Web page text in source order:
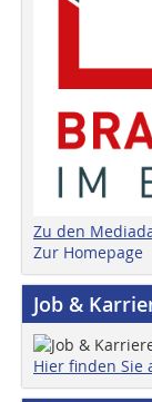
Zu den
Zur Homepage
Job &
Hier finden Sie